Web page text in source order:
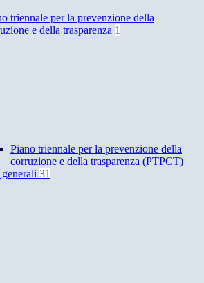
triennale per la prevenzione della
e della trasparenza 1
Piano triennale per la prevenzione della
corruzione e della trasparenza (PTPCT)
31